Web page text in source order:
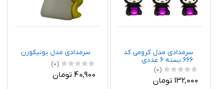
سرمدادی مدل کرومی کد
666 بسته 6 عددی
(0)
132,000 تومان
سرمدادی مدل یونیکورن
(0)
40,900 تومان